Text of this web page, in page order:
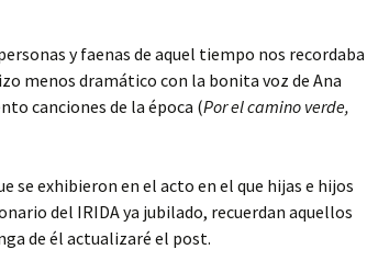
y faenas de aquel tiempo nos recordaba
menos dramático con la bonita voz de Ana
canciones de la época (Por el camino verde,
se exhibieron en el acto en el que hijas e hijos
del IRIDA ya jubilado, recuerdan aquellos
de él actualizaré el post.